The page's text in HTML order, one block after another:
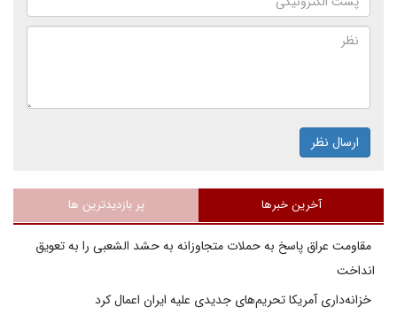
ارسال نظر
آخرین خبرها پر بازدیدترین ها
مقاومت عراق پاسخ به حملات متجاوزانه به حشد الشعبی را به تعویق
انداخت
خزانه‌داری آمریکا تحریم‌های جدیدی علیه ایران اعمال کرد